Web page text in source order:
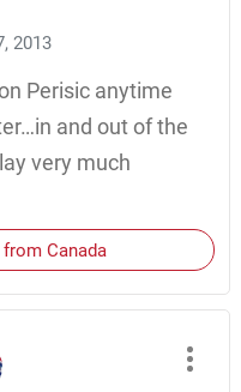
2013
Perisic anytime
and out of the
very much
Canada